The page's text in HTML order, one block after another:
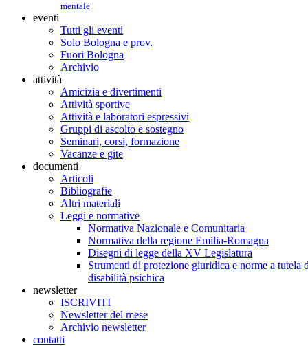
mentale
eventi
Tutti gli eventi
Solo Bologna e prov.
Fuori Bologna
Archivio
attività
Amicizia e divertimenti
Attività sportive
Attività e laboratori espressivi
Gruppi di ascolto e sostegno
Seminari, corsi, formazione
Vacanze e gite
documenti
Articoli
Bibliografie
Altri materiali
Leggi e normative
Normativa Nazionale e Comunitaria
Normativa della regione Emilia-Romagna
Disegni di legge della XV Legislatura
Strumenti di protezione giuridica e norme a tutela
disabilità psichica
newsletter
ISCRIVITI
Newsletter del mese
Archivio newsletter
contatti